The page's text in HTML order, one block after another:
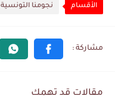
الأقسام نجومنا التونسية
مقالات قد تهمك